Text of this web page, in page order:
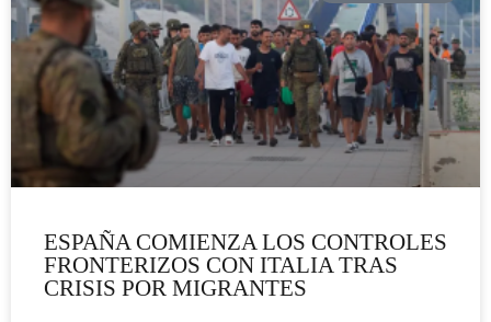
ESPAÑA COMIENZA LOS CONTROLES
FRONTERIZOS CON ITALIA TRAS
CRISIS POR MIGRANTES